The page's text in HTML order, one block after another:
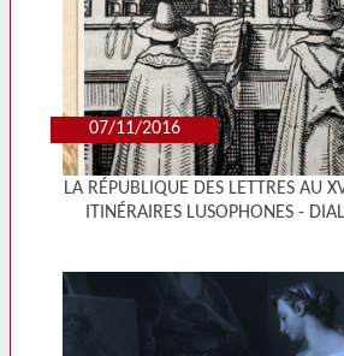
07/11/2016
LA RÉPUBLIQUE DES LETTRES AU
ITINÉRAIRES LUSOPHONES -